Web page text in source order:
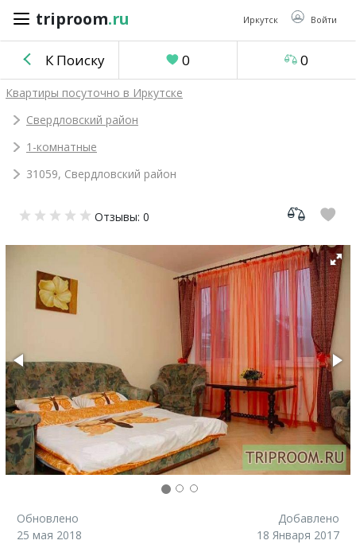
triproom.ru Иркутск Войти
triproom .ru
Российский
Войти / Зарегистрироваться
объявление
Сравнение
К Поиску 0 0
Квартиры посуточно в Иркутске
Свердловский район
1-комнатные
31059, Свердловский район
Отзывы: 0
Обновлено
25 мая 2018
Добавлено
18 Января 2017